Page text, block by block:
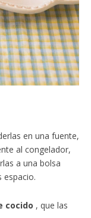
en una fuente,
al congelador,
a una bolsa
espacio.
cocido , que las